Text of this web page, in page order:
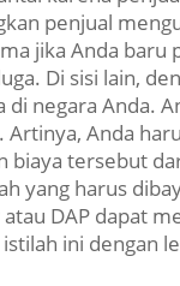
penjual
jika Anda baru
Di sisi lain,
di negara Anda.
Anda
tersebut
yang harus
DAP dapat
ini dengan